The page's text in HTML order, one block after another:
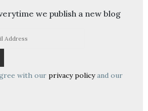
we publish a new blog
with our privacy policyand our